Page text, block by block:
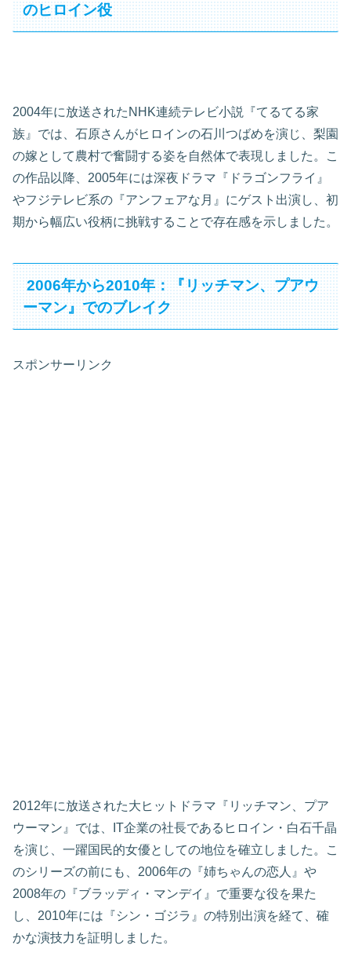
のヒロイン役
2004年に放送されたNHK連続テレビ小説『てるてる家
族』では、石原さんがヒロインの石川つばめを演じ、梨園
の嫁として農村で奮闘する姿を自然体で表現しました。こ
の作品以降、2005年には深夜ドラマ『ドラゴンフライ』
やフジテレビ系の『アンフェアな月』にゲスト出演し、初
期から幅広い役柄に挑戦することで存在感を示しました。
2006年から2010年：『リッチマン、プアウ
ーマン』でのブレイク
スポンサーリンク
2012年に放送された大ヒットドラマ『リッチマン、プア
ウーマン』では、IT企業の社長であるヒロイン・白石千晶
を演じ、一躍国民的女優としての地位を確立しました。こ
のシリーズの前にも、2006年の『姉ちゃんの恋人』や
2008年の『ブラッディ・マンデイ』で重要な役を果た
し、2010年には『シン・ゴジラ』の特別出演を経て、確
かな演技力を証明しました。